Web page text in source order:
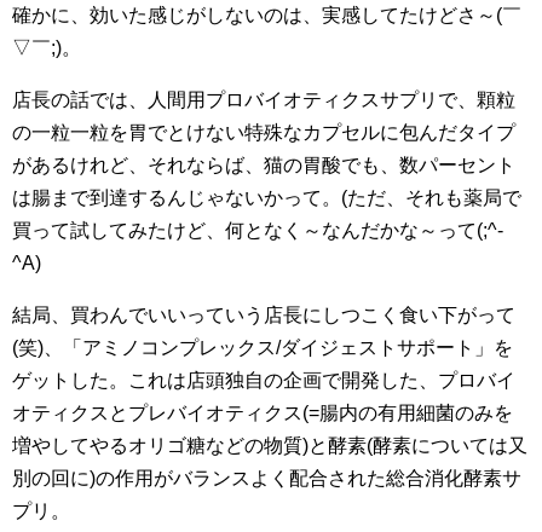
確かに、効いた感じがしないのは、実感してたけどさ～(￣
▽￣;)。
店長の話では、人間用プロバイオティクスサプリで、顆粒
の一粒一粒を胃でとけない特殊なカプセルに包んだタイプ
があるけれど、それならば、猫の胃酸でも、数パーセント
は腸まで到達するんじゃないかって。(ただ、それも薬局で
買って試してみたけど、何となく～なんだかな～って(;^-
^A)
結局、買わんでいいっていう店長にしつこく食い下がって
(笑)、「アミノコンプレックス/ダイジェストサポート」を
ゲットした。これは店頭独自の企画で開発した、プロバイ
オティクスとプレバイオティクス(=腸内の有用細菌のみを
増やしてやるオリゴ糖などの物質)と酵素(酵素については又
別の回に)の作用がバランスよく配合された総合消化酵素サ
プリ。